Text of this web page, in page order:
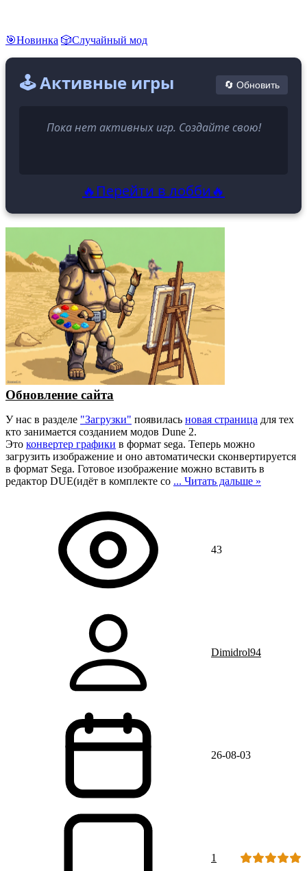
🎯Новинка 🎲Случайный мод
🕹️ Активные игры 🔄 Обновить
Пока нет активных игр. Создайте свою!
🔥Перейти в лобби🔥
Обновление сайта
У нас в разделе "Загрузки" появилась новая страница для тех
кто занимается созданием модов Dune 2.
Это конвертер графики в формат sega. Теперь можно
загрузить изображение и оно автоматически сконвертируется
в формат Sega. Готовое изображение можно вставить в
редактор DUE(идёт в комплекте со ... Читать дальше »
43
Dimidrol94
26-08-03
1